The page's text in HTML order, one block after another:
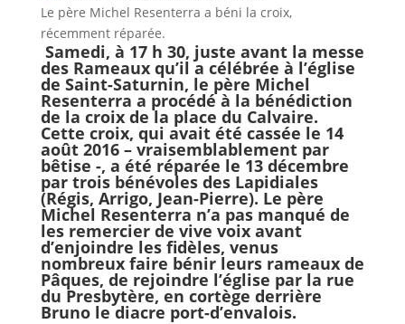
Le père Michel Resenterra a béni la croix,
récemment réparée.
Samedi, à 17 h 30, juste avant la messe
des Rameaux qu’il a célébrée à l’église
de Saint-Saturnin, le père Michel
Resenterra a procédé à la bénédiction
de la croix de la place du Calvaire.
Cette croix, qui avait été cassée le 14
août 2016 – vraisemblablement par
bêtise -, a été réparée le 13 décembre
par trois bénévoles des Lapidiales
(Régis, Arrigo, Jean-Pierre). Le père
Michel Resenterra n’a pas manqué de
les remercier de vive voix avant
d’enjoindre les fidèles, venus
nombreux faire bénir leurs rameaux de
Pâques, de rejoindre l’église par la rue
du Presbytère, en cortège derrière
Bruno le diacre port-d’envalois.